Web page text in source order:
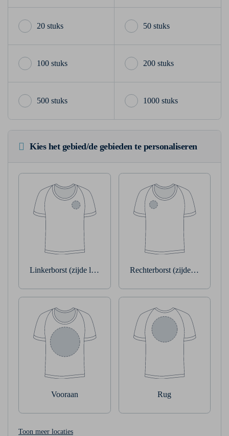
20 stuks 50 stuks
100 stuks 200 stuks
500 stuks 1000 stuks
Kies het gebied/de gebieden te personaliseren
Linkerborst (zijde linkerarm) Rechterborst (zijde
Vooraan Rug
Toon meer locaties